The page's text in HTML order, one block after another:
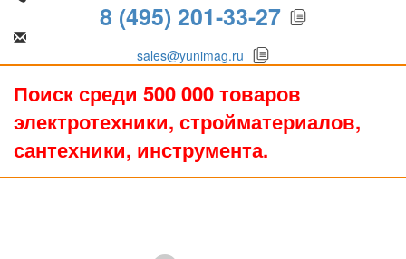
8 (495) 201-33-27
sales@yunimag.ru
Поиск среди 500 000 товаров
электротехники, стройматериалов,
сантехники, инструмента.